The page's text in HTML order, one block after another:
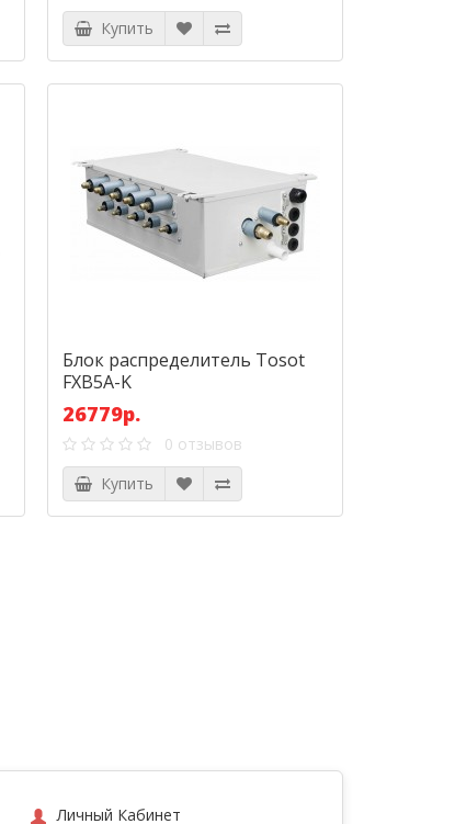
Купить
Блок распределитель Tosot
FXB5A-K
26779р.
0 отзывов
Купить
Личный Кабинет